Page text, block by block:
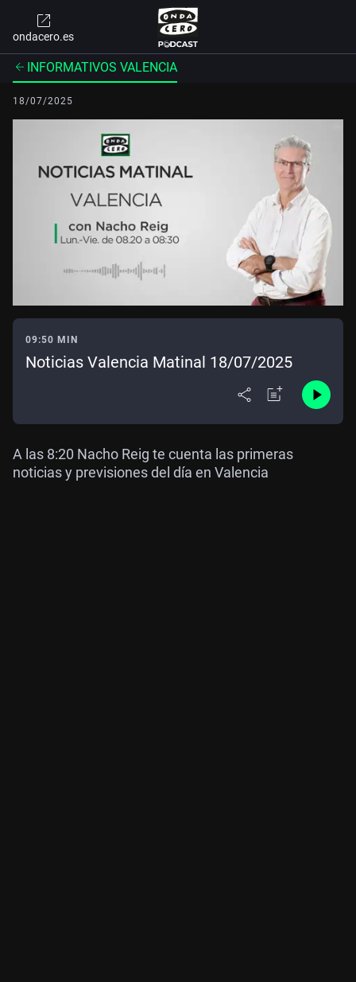
ondacero.es
INFORMATIVOS VALENCIA
18/07/2025
09:50 MIN
Noticias Valencia Matinal 18/07/2025
A las 8:20 Nacho Reig te cuenta las primeras
noticias y previsiones del día en Valencia